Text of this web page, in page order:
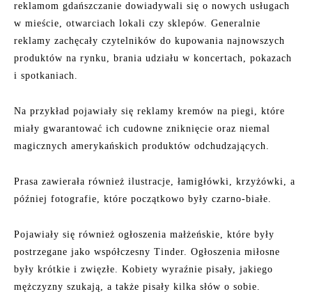
reklamom gdańszczanie dowiadywali się o nowych usługach
w mieście, otwarciach lokali czy sklepów. Generalnie
reklamy zachęcały czytelników do kupowania najnowszych
produktów na rynku, brania udziału w koncertach, pokazach
i spotkaniach.
Na przykład pojawiały się reklamy kremów na piegi, które
miały gwarantować ich cudowne zniknięcie oraz niemal
magicznych amerykańskich produktów odchudzających.
Prasa zawierała również ilustracje, łamigłówki, krzyżówki, a
później fotografie, które początkowo były czarno-białe.
Pojawiały się również ogłoszenia małżeńskie, które były
postrzegane jako współczesny Tinder. Ogłoszenia miłosne
były krótkie i zwięzłe. Kobiety wyraźnie pisały, jakiego
mężczyzny szukają, a także pisały kilka słów o sobie.